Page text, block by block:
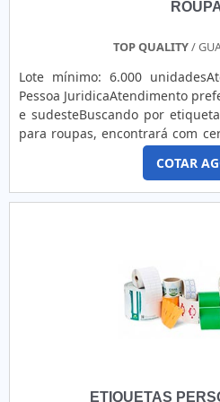
TOP QUALITY/
Lote mínimo: 6.000
Pessoa JuridicaAtendimento
e sudesteBuscando por
para roupas, encontrará com
Top Quality. Realizando uma
segmento, é possível
preço justo em um só lugar.MAIS
PAPEL PERSONALIZADAS
com colmeia papel kraft e
sempre a melhor opção para
quando falamos em etiquetas
roupas, é importante buscar
cliente.É importante
COTAR
ETIQUETAS